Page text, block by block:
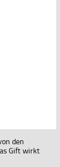
den
Gift wirkt